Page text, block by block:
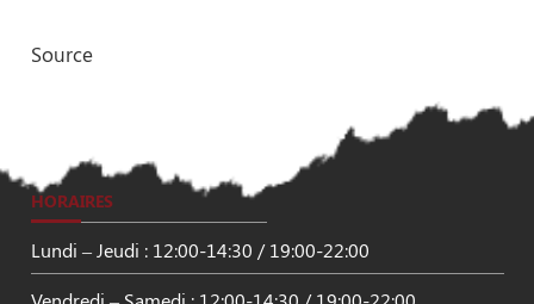
Source
HORAIRES
Lundi – Jeudi : 12:00-14:30 / 19:00-22:00